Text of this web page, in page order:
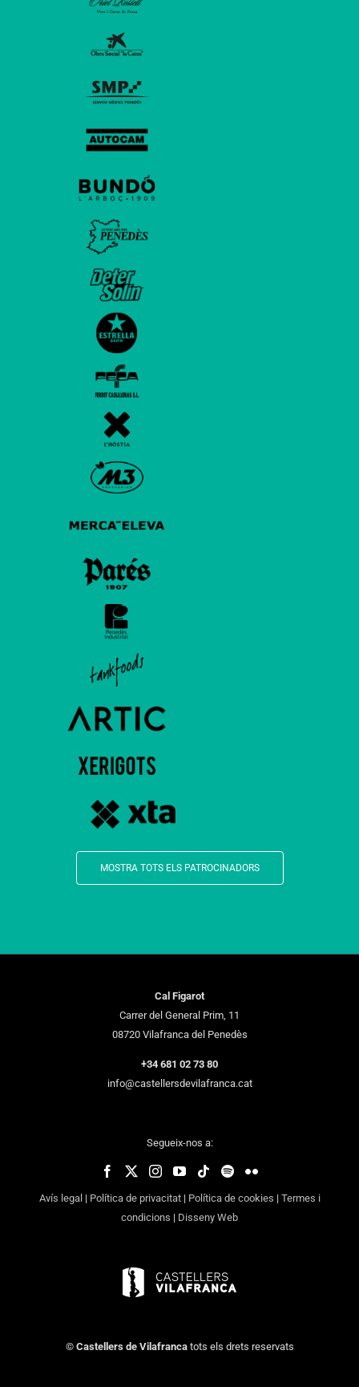
MOSTRA TOTS ELS PATROCINADORS
Cal Figarot
Carrer del General Prim, 11
08720 Vilafranca del Penedès
+34 681 02 73 80
info@castellersdevilafranca.cat
Segueix-nos a:
Avís legal| Política de privacitat| Política de cookies | Termes i
condicions | Disseny Web
© Castellers de Vilafrancatots els drets reservats